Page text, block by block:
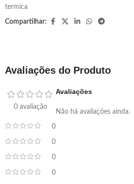
termica
Compartilhar:
Avaliações do Produto
0 avaliação
0
0
0
0
Avaliações
Não há avaliações ainda.